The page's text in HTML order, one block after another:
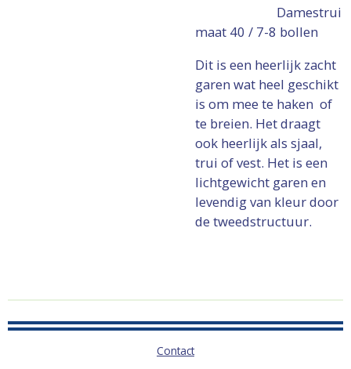
Damestrui
maat 40 / 7-8 bollen
Dit is een heerlijk zacht
garen wat heel geschikt
is om mee te haken of
te breien. Het draagt
ook heerlijk als sjaal,
trui of vest. Het is een
lichtgewicht garen en
levendig van kleur door
de tweedstructuur.
Contact